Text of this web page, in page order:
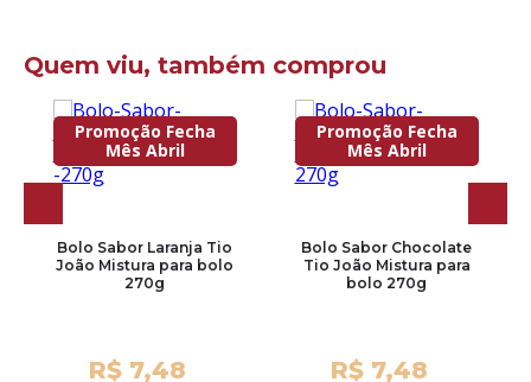
Quem viu, também comprou
Promoção Fecha
Mês Abril
Bolo Sabor Laranja Tio
João Mistura para bolo
270g
R$ 7,48
Promoção Fecha
Mês Abril
Bolo Sabor Chocolate
Tio João Mistura para
bolo 270g
R$ 7,48